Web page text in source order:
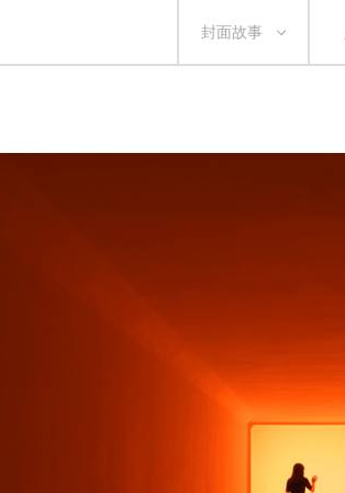
封面故事